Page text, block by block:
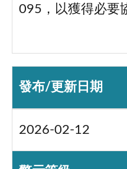
095，以獲得必要
發布/更新日期
2026-02-12